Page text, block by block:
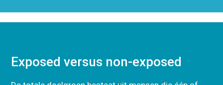
Exposed versus non-exposed